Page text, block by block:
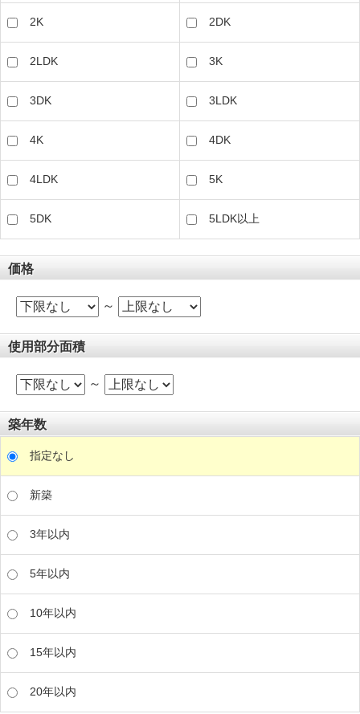
2K 2DK
2LDK 3K
3DK 3LDK
4K 4DK
4LDK 5K
5DK 5LDK以上
価格
～
使用部分面積
～
築年数
指定なし
新築
3年以内
5年以内
10年以内
15年以内
20年以内